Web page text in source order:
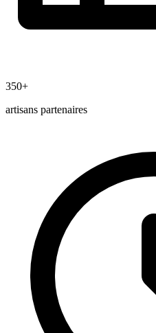
350+
artisans partenaires